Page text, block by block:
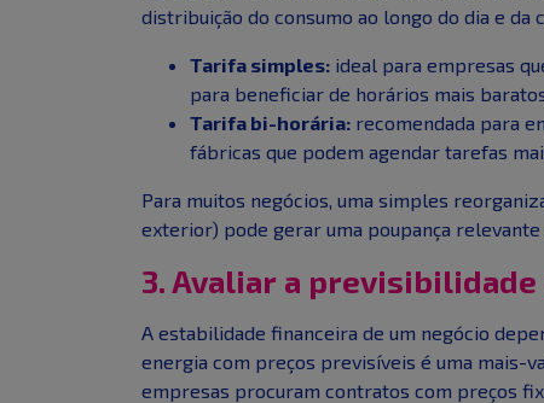
distribuição do consumo ao longo do dia e da
Tarifa simples: ideal para empresas
para beneficiar de horários mais
Tarifa bi-horária: recomendada para
fábricas que podem agendar tarefas
Para muitos negócios, uma simples
exterior) pode gerar uma poupança
3. Avaliar a previsibilidade
A estabilidade financeira de um negócio
energia com preços previsíveis é uma mais-
empresas procuram contratos com preços